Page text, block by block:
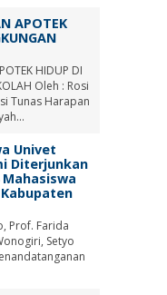
APOTEK
HIDUP DI
Oleh : Rosi
Tunas Harapan
Univet
Diterjunkan
Mahasiswa
Prof. Farida
Setyo